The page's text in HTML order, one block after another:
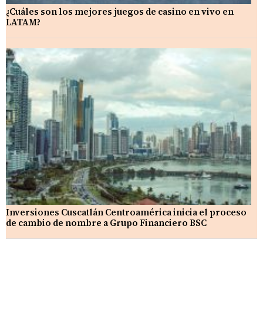
¿Cuáles son los mejores juegos de casino en vivo en
LATAM?
Inversiones Cuscatlán Centroamérica inicia el proceso
de cambio de nombre a Grupo Financiero BSC